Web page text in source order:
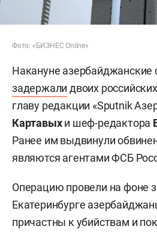
Фото: «БИЗНЕС Online»
Накануне азербайджанские
задержали двоих
главу редакции «Sputnik
Картавыхи шеф-редактора
Ранее им выдвинули
являются агентами ФСБ
Операцию провели на фоне
Екатеринбурге
причастны к убийствам и